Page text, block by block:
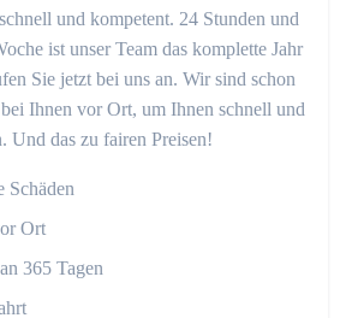
und kompetent. 24 Stunden und
ist unser Team das komplette Jahr
Sie jetzt bei uns an. Wir sind schon
Ihnen vor Ort, um Ihnen schnell und
Und das zu fairen Preisen!
Schäden
Ort
365 Tagen